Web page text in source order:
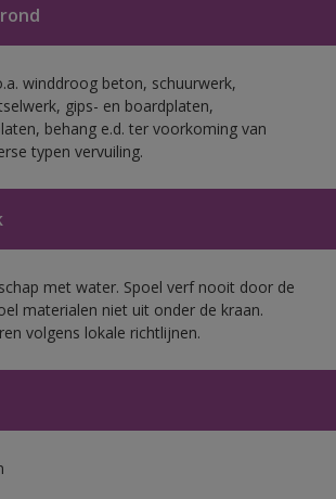
winddroog beton, schuurwerk,
gips- en boardplaten,
behang e.d. ter voorkoming van
typen vervuiling.
met water. Spoel verf nooit door de
materialen niet uit onder de kraan.
volgens lokale richtlijnen.